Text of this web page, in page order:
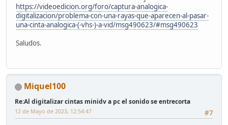
https://videoedicion.org/foro/captura-analogica-
digitalizacion/problema-con-una-rayas-que-aparecen-al-pasar-
una-cinta-analogica-(-vhs-)-a-vid/msg490623/#msg490623
Saludos.
Miquel100
Re:Al digitalizar cintas minidv a pc el sonido se entrecorta
#7
12 de Mayo de 2023, 12:54:47